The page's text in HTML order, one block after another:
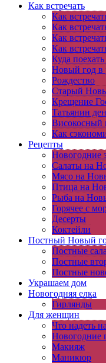
Как встречать
Как
Как
Как
Как
Куда
Новый год в
Рождество
Старый
Крещение
Татьянин
Високосный
Как
Рецепты
Новогодние
Салаты на
Мясо на
Птица на
Рыба на
Горячее с
Десерты
Коктейли
Постный Новый
Постные
Постные
Постные
Украшаем дом
Новогодняя елка
Гирлянды
Для женщин
Что надеть
Новогодние
Макияж
Маникюр